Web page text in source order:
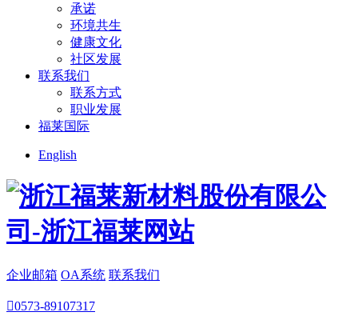
承诺
环境共生
健康文化
社区发展
联系我们
联系方式
职业发展
福莱国际
English
企业邮箱 OA系统 联系我们
0573-89107317